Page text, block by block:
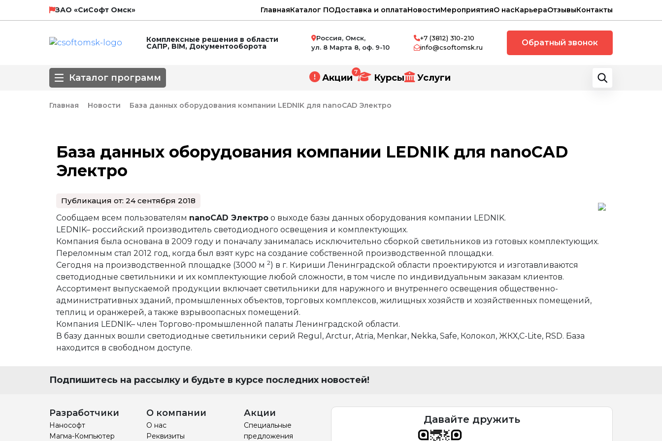
ЗАО «СиСофт Омск» ГлавнаяКаталог ПОДоставка и оплатаНовостиМероприятияО насКарьераОтзывыКонтакты
Комплексные решения в области
САПР, BIM, Документооборота
Россия, Омск,
ул. 8 Марта 8, оф. 9-10
+7 (3812) 310-210
info@csoftomsk.ru
Обратный звонок
Каталог программ
НТП Трубопровод SCAD Soft
3D-моделирование
BIM Автоматизированное проектирование
Популярные САПР
Базовые САПР
СПДС СПДС КМ СПДС, КЖИ, КЖ
Строительство и архитектура
ЕСКД Машиностроение
Инженерный анализЭлектротехнические решения
Системы контроля и автоматики
Инженерные изыскания
Магистральные трубопроводы
Технологические решения
ДокументооборотЭлектронный архив
Визуализация
Нормативно-техническая документация
Другое Управление объектами недвижимости
Разработка радиоэлектронных устройств
Расчетное ПООблачные сервисы
Корпоративные системыСистемы контроля и автоматики
Акции
7
Курсы Услуги
Главная Новости База данных оборудования компании LEDNIK для nanoCAD Электро
База данных оборудования компании LEDNIK для nanoCAD
Электро
Публикация от: 24 сентября 2018
Сообщаем всем пользователям nanoCAD Электро о выходе базы данных оборудования компании LEDNIK.
LEDNIK– российский производитель светодиодного освещения и комплектующих.
Компания была основана в 2009 году и поначалу занималась исключительно сборкой светильников из готовых комплектующих.
Переломным стал 2012 год, когда был взят курс на создание собственной производственной площадки.
Сегодня на производственной площадке (3000 м 2) в г. Кириши Ленинградской области проектируются и изготавливаются
светодиодные светильники и их комплектующие любой сложности, в том числе по индивидуальным заказам клиентов.
Ассортимент выпускаемой продукции включает светильники для наружного и внутреннего освещения общественно-
административных зданий, промышленных объектов, торговых комплексов, жилищных хозяйств и хозяйственных помещений,
теплиц и оранжерей, а также взрывоопасных помещений.
Компания LEDNIK– член Торгово-промышленной палаты Ленинградской области.
В базу данных вошли светодиодные светильники серий Regul, Arctur, Atria, Menkar, Nekka, Safe, Колокол, ЖКХ,C-Lite, RSD. База
находится в свободном доступе.
Подпишитесь на рассылку и будьте в курсе последних новостей!
Разработчики
Нанософт
Магма-Компьютер
О компании
О нас
Реквизиты
Акции
Специальные
предложения
Давайте дружить